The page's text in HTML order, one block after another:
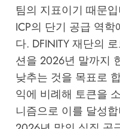
팀의 지표이기 때문
ICP의 단기 공급 역
다. DFINITY 재단의
션을 2026년 말까지
낮추는 것을 목표로
익에 비례해 토큰을
니즘으로 이를 달성